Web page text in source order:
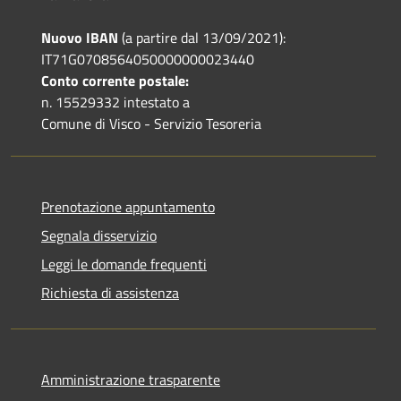
Nuovo IBAN (a partire dal 13/09/2021):
IT71G0708564050000000023440
Conto corrente postale:
n. 15529332 intestato a
Comune di Visco - Servizio Tesoreria
Prenotazione appuntamento
Segnala disservizio
Leggi le domande frequenti
Richiesta di assistenza
Amministrazione trasparente